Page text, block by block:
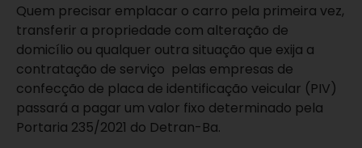
Quem precisar emplacar o carro pela primeira vez,
transferir a propriedade com alteração de
domicílio ou qualquer outra situação que exija a
contratação de serviço pelas empresas de
confecção de placa de identificação veicular (PIV)
passará a pagar um valor fixo determinado pela
Portaria 235/2021 do Detran-Ba.